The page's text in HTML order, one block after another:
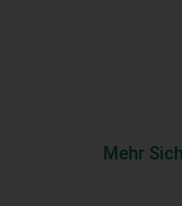
Mehr